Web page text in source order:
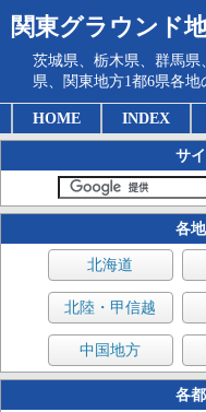
関東グラウンド
茨城県、栃木県、群馬県
県、関東地方1都6県各地
HOME INDEX
サ
各
北海道
北陸・甲信越
中国地方
各